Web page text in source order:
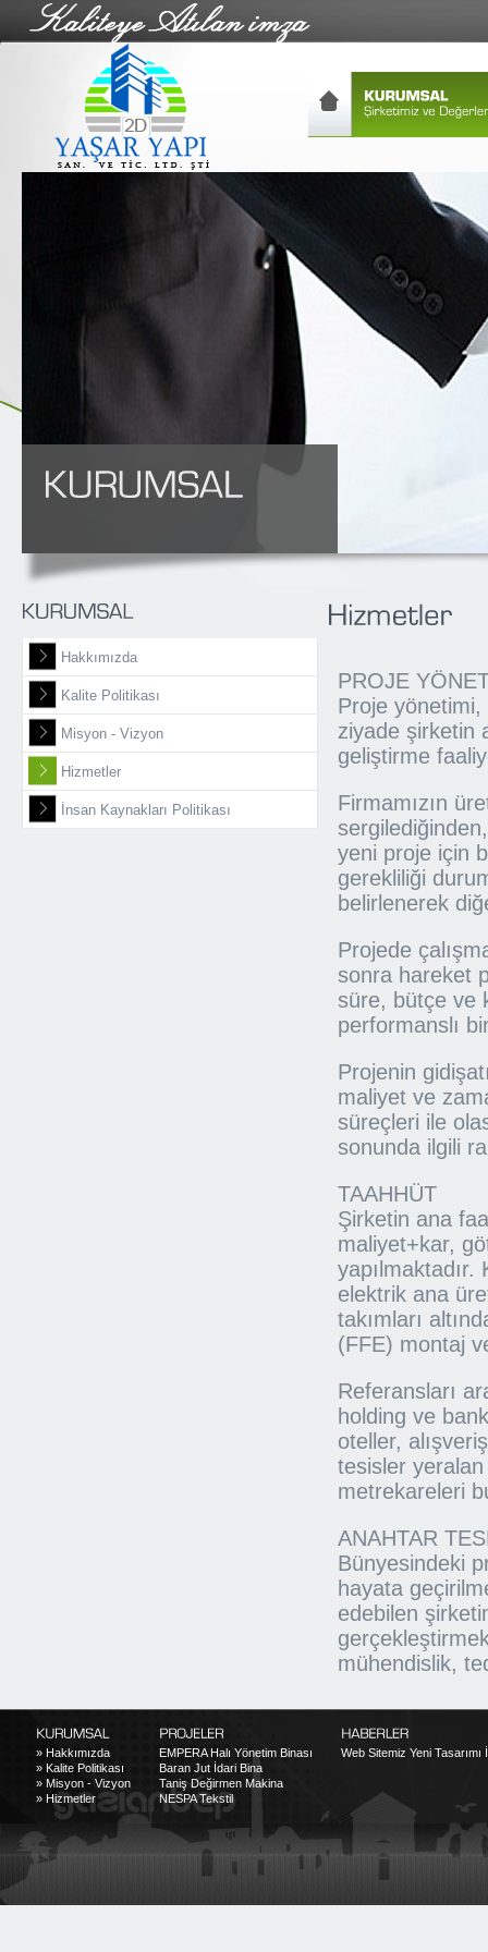
Hakkımızda
Kalite Politikası
Misyon - Vizyon
Hizmetler
İnsan Kaynakları Politikası
PROJE
Proje
ziyade şirketin
geliştirme
Firmamızın
yeni proje için
gerekliliği
belirlenerek
Projede
sonra hareket
süre, bütçe ve
performanslı
Projenin
maliyet ve
süreçleri ile
sonunda ilgili
TAAHHÜT
Şirketin ana
maliyet+kar,
elektrik ana
takımları
(FFE) montaj
Referansları
holding ve
oteller,
tesisler yeralan
metrekareleri
ANAHTAR
Bünyesindeki
hayata
edebilen
mühendislik,
» Hakkımızda
» Kalite Politikası
» Misyon - Vizyon
» Hizmetler
EMPERA Halı Yönetim Binası
Baran Jut İdari Bina
Taniş Değirmen Makina
NESPA Tekstil
Web Sitemiz Yeni Tasarımı